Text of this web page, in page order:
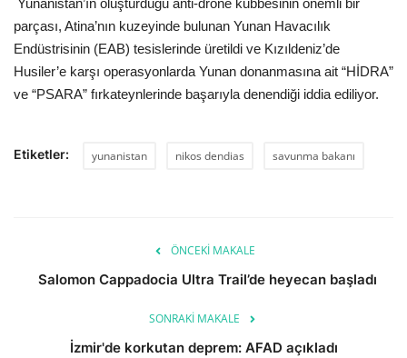
Yunanistan’ın oluşturduğu anti-drone kubbesinin önemli bir
parçası, Atina’nın kuzeyinde bulunan Yunan Havacılık
Endüstrisinin (EAB) tesislerinde üretildi ve Kızıldeniz’de
Husiler’e karşı operasyonlarda Yunan donanmasına ait “HİDRA”
ve “PSARA” fırkateynlerinde başarıyla denendiği iddia ediliyor.
Etiketler: yunanistan nikos dendias savunma bakanı
ÖNCEKI MAKALE
Salomon Cappadocia Ultra Trail’de heyecan başladı
SONRAKI MAKALE
İzmir'de korkutan deprem: AFAD açıkladı